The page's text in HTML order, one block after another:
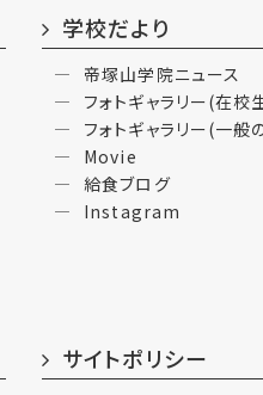
学校だより
帝塚山学院ニュース
フォトギャラリー(在校
フォトギャラリー(一般
Movie
給食ブログ
Instagram
サイトポリシー